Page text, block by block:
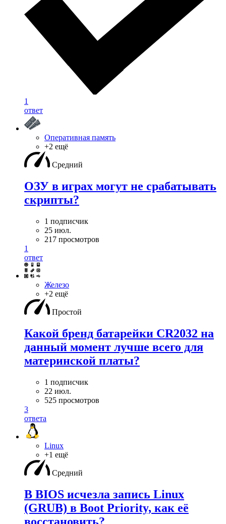
1
ответ
Оперативная память
+2 ещё
Средний
ОЗУ в играх могут не срабатывать
скрипты?
1 подписчик
25 июл.
217 просмотров
1
ответ
Железо
+2 ещё
Простой
Какой бренд батарейки CR2032 на
данный момент лучше всего для
материнской платы?
1 подписчик
22 июл.
525 просмотров
3
ответа
Linux
+1 ещё
Средний
В BIOS исчезла запись Linux
(GRUB) в Boot Priority, как её
восстановить?